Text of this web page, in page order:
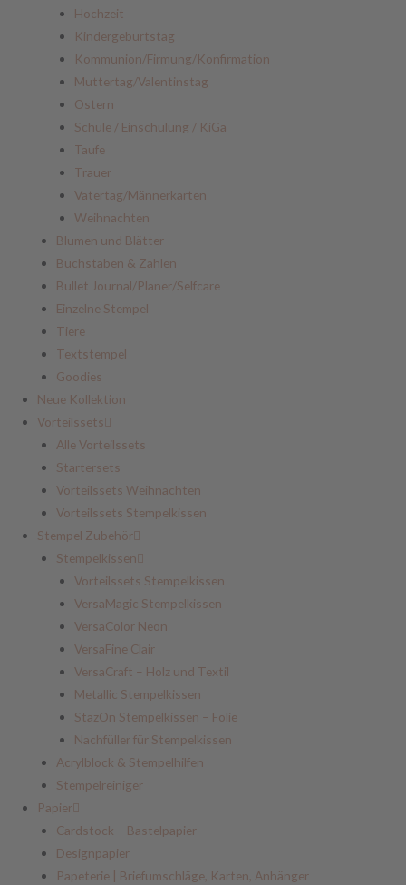
Hochzeit
Kindergeburtstag
Kommunion/Firmung/Konfirmation
Muttertag/Valentinstag
Ostern
Schule / Einschulung / KiGa
Taufe
Trauer
Vatertag/Männerkarten
Weihnachten
Blumen und Blätter
Buchstaben & Zahlen
Bullet Journal/Planer/Selfcare
Einzelne Stempel
Tiere
Textstempel
Goodies
Neue Kollektion
Vorteilssets
Alle Vorteilssets
Startersets
Vorteilssets Weihnachten
Vorteilssets Stempelkissen
Stempel Zubehör
Stempelkissen
Vorteilssets Stempelkissen
VersaMagic Stempelkissen
VersaColor Neon
VersaFine Clair
VersaCraft – Holz und Textil
Metallic Stempelkissen
StazOn Stempelkissen – Folie
Nachfüller für Stempelkissen
Acrylblock & Stempelhilfen
Stempelreiniger
Papier
Cardstock – Bastelpapier
Designpapier
Papeterie | Briefumschläge, Karten, Anhänger